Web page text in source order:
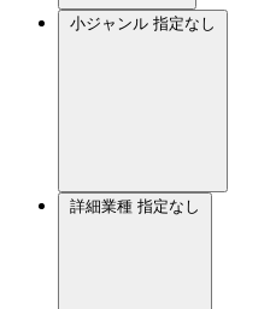
小ジャンル 指定なし
詳細業種 指定なし